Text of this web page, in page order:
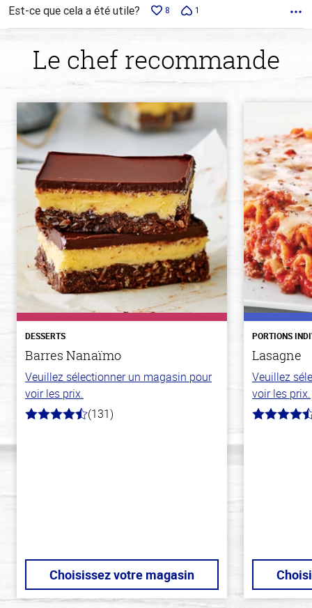
Est-ce que cela a été utile? 8 1
Le chef recommande
DESSERTS
Barres Nanaïmo
Veuillez sélectionner un magasin pour
voir les prix.
4.4
(131)
Choisissez votre magasin
PORTIONS
Lasagne
Veuillez
voir les prix.
4.3